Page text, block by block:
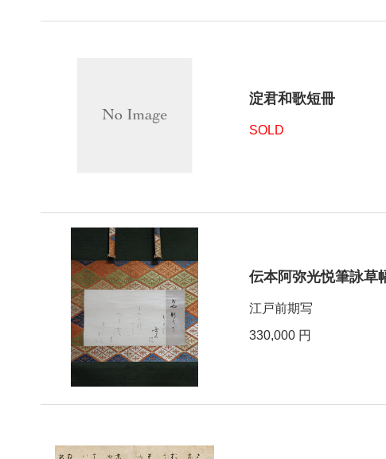
淀君和歌短冊
SOLD
伝本阿弥光悦筆詠草
江戸前期写
330,000 円